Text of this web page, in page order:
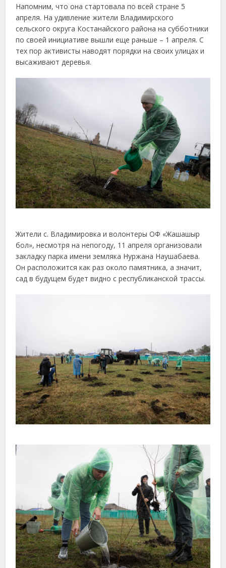
Напомним, что она стартовала по всей стране 5
апреля. На удивление жители Владимирского
сельского округа Костанайского района на субботники
по своей инициативе вышли еще раньше – 1 апреля. С
тех пор активисты наводят порядки на своих улицах и
высаживают деревья.
Жители с. Владимировка и волонтеры ОФ «Жашашыр
бол», несмотря на непогоду, 11 апреля организовали
закладку парка имени земляка Нуржана Наушабаева.
Он расположится как раз около памятника, а значит,
сад в будущем будет видно с республиканской трассы.